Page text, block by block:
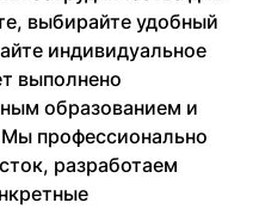
выбирайте удобный
индивидуальное
выполнено
образованием и
профессионально
разработаем